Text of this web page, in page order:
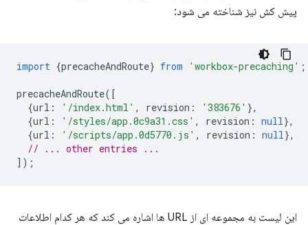
پیش کش نیز شناخته می شود:
import {precacheAndRoute} from 'workbox-precaching' ;
precacheAndRoute([
{url : '/index.html' , revision : '383676' },
{url : '/styles/app.0c9a31.css' , revision : null},
{url : '/scripts/app.0d5770.js' , revision : null},
// ... other entries ...
]);
این لیست به مجموعه ای از URL ها اشاره می کند که هر کدام اطلاعات